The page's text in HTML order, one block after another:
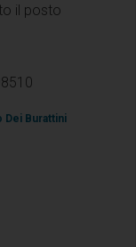
il posto
Dei Burattini